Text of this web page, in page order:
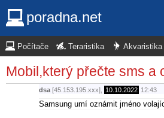
poradna.net
Počítače Teraristika Akvaristika
Mobil,který přečte sms a
dsa [45.153.195.xxx], 10.10.2022 12:43
Samsung umí oznámit jméno